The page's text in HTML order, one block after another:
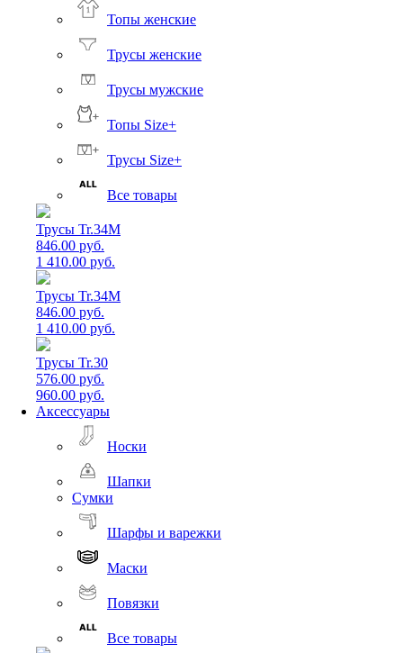
Топы женские
Трусы женские
Трусы мужские
Топы Size+
Трусы Size+
Все товары
Трусы Tr.34M
846.00 руб.
1 410.00 руб.
Трусы Tr.34M
846.00 руб.
1 410.00 руб.
Трусы Tr.30
576.00 руб.
960.00 руб.
Аксессуары
Носки
Шапки
Сумки
Шарфы и варежки
Маски
Повязки
Все товары